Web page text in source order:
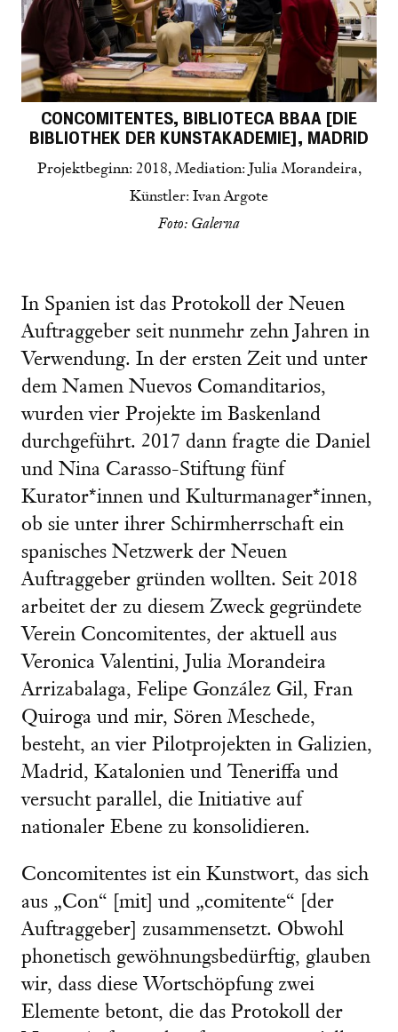
CONCOMITENTES, BIBLIOTECA BBAA [DIE
BIBLIOTHEK DER KUNSTAKADEMIE], MADRID
Projektbeginn: 2018, Mediation: Julia Morandeira,
Künstler: Ivan Argote
Foto: Galerna
In Spanien ist das Protokoll der Neuen
Auftraggeber seit nunmehr zehn Jahren in
Verwendung. In der ersten Zeit und unter
dem Namen Nuevos Comanditarios,
wurden vier Projekte im Baskenland
durchgeführt. 2017 dann fragte die Daniel
und Nina Carasso-Stiftung fünf
Kurator*innen und Kulturmanager*innen,
ob sie unter ihrer Schirmherrschaft ein
spanisches Netzwerk der Neuen
Auftraggeber gründen wollten. Seit 2018
arbeitet der zu diesem Zweck gegründete
Verein Concomitentes, der aktuell aus
Veronica Valentini, Julia Morandeira
Arrizabalaga, Felipe González Gil, Fran
Quiroga und mir, Sören Meschede,
besteht, an vier Pilotprojekten in Galizien,
Madrid, Katalonien und Teneriffa und
versucht parallel, die Initiative auf
nationaler Ebene zu konsolidieren.
Concomitentes ist ein Kunstwort, das sich
aus „Con“ [mit] und „comitente“ [der
Auftraggeber] zusammensetzt. Obwohl
phonetisch gewöhnungsbedürftig, glauben
wir, dass diese Wortschöpfung zwei
Elemente betont, die das Protokoll der